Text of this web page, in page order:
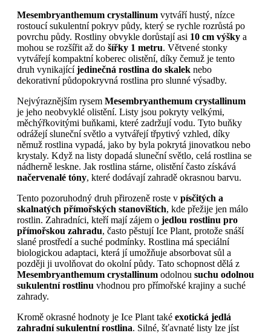
Mesembryanthemum crystallinum vytváří hustý, nízce
rostoucí sukulentní pokryv půdy, který se rychle rozrůstá po
povrchu půdy. Rostliny obvykle dorůstají asi 10 cm výšky a
mohou se rozšířit až do šířky 1 metru. Větvené stonky
vytvářejí kompaktní koberec olistění, díky čemuž je tento
druh vynikajícíjedinečná rostlina do skalek nebo
dekorativní půdopokryvná rostlina pro slunné výsadby.
Nejvýraznějším rysem Mesembryanthemum crystallinum
je jeho neobvyklé olistění. Listy jsou pokryty velkými,
měchýřkovitými buňkami, které zadržují vodu. Tyto buňky
odrážejí sluneční světlo a vytvářejí třpytivý vzhled, díky
němuž rostlina vypadá, jako by byla pokrytá jinovatkou nebo
krystaly. Když na listy dopadá sluneční světlo, celá rostlina se
nádherně leskne. Jak rostlina stárne, olistění často získává
načervenalé tóny, které dodávají zahradě okrasnou barvu.
Tento pozoruhodný druh přirozeně roste v písčitých a
skalnatých přímořských stanovištích, kde přežije jen málo
rostlin. Zahradníci, kteří mají zájem o jedlou rostlinu pro
přímořskou zahradu, často pěstují Ice Plant, protože snáší
slané prostředí a suché podmínky. Rostlina má speciální
biologickou adaptaci, která jí umožňuje absorbovat sůl a
později ji uvolňovat do okolní půdy. Tato schopnost dělá z
Mesembryanthemum crystallinum odolnou suchu odolnou
sukulentní rostlinu vhodnou pro přímořské krajiny a suché
zahrady.
Kromě okrasné hodnoty je Ice Plant také exotická jedlá
zahradní sukulentní rostlina. Silné, šťavnaté listy lze jíst